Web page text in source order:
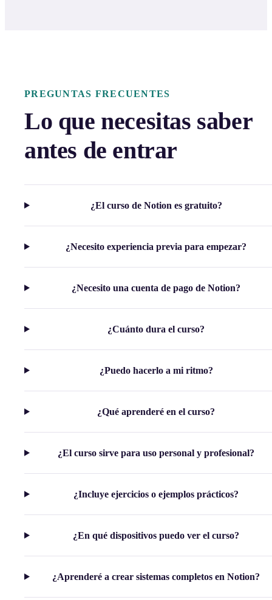
PREGUNTAS FRECUENTES
Lo que necesitas saber
antes de entrar
¿El curso de Notion es gratuito?
¿Necesito experiencia previa para empezar?
¿Necesito una cuenta de pago de Notion?
¿Cuánto dura el curso?
¿Puedo hacerlo a mi ritmo?
¿Qué aprenderé en el curso?
¿El curso sirve para uso personal y profesional?
¿Incluye ejercicios o ejemplos prácticos?
¿En qué dispositivos puedo ver el curso?
¿Aprenderé a crear sistemas completos en Notion?